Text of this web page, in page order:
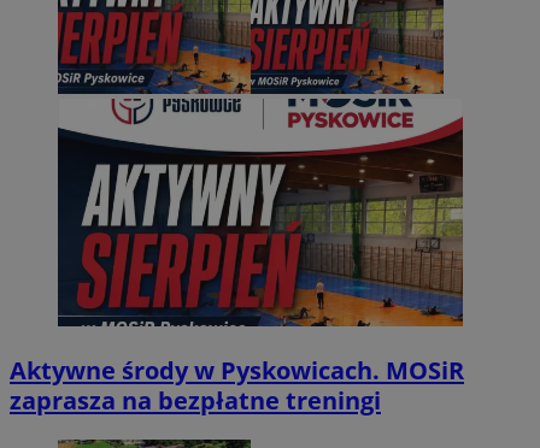
Aktywne środy w Pyskowicach. MOSiR
zaprasza na bezpłatne treningi